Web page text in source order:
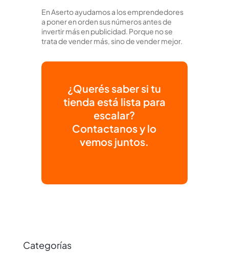
En Aserto ayudamos a los emprendedores
a poner en orden sus números antes de
invertir más en publicidad. Porque no se
trata de vender más, sino de vender mejor.
¿Querés saber si tu
tienda está lista para
escalar?
Contactanos y lo
vemos juntos.
Categorías